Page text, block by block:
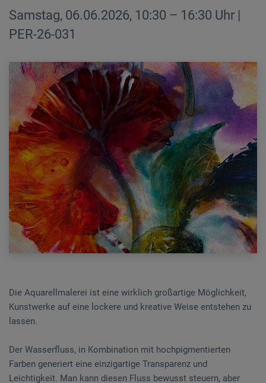
Samstag, 06.06.2026, 10:30 – 16:30 Uhr |
PER-26-031
Die Aquarellmalerei ist eine wirklich großartige Möglichkeit,
Kunstwerke auf eine lockere und kreative Weise entstehen zu
lassen.
Der Wasserfluss, in Kombination mit hochpigmentierten
Farben generiert eine einzigartige Transparenz und
Leichtigkeit. Man kann diesen Fluss bewusst steuern, aber